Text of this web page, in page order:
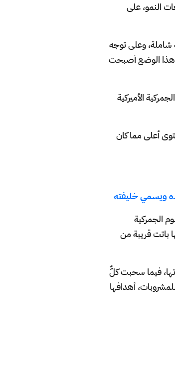
النمو، على
شاملة، وعلى توجه
هذا الوضع أصبحت
الأميركية
أعلى مما كان
ويسمي خليفته
الجمركية
إدارة ترامب إلى أنها باتت قريبة من
فيما سحبت كلٌّ
أهدافها